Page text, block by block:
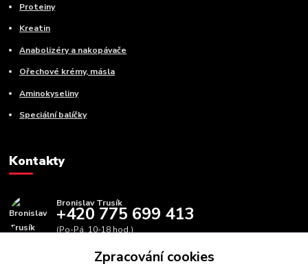
Proteiny
Kreatin
Anabolizéry a nakopávače
Ořechové krémy, másla
Aminokyseliny
Speciální balíčky
Kontakty
Bronislav Trusík
+420 775 699 413
(Po-Pá, 10-18 hod.)
info@bbfitness.czZpracování cookies